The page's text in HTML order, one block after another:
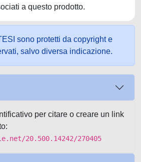
a questo prodotto.
sono protetti da copyright e
salvo diversa indicazione.
per citare o creare un link
20.500.14242/270405